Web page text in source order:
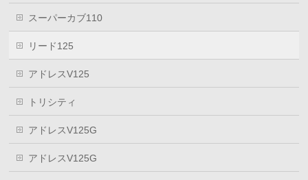
スーパーカブ110
リード125
アドレスV125
トリシティ
アドレスV125G
アドレスV125G